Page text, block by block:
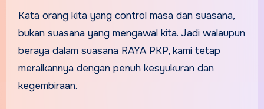
Kata orang kita yang control masa dan suasana,
bukan suasana yang mengawal kita. Jadi walaupun
beraya dalam suasana RAYA PKP, kami tetap
meraikannya dengan penuh kesyukuran dan
kegembiraan.